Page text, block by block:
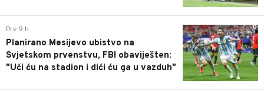
0
Pre 9 h
Planirano Mesijevo ubistvo na
Svjetskom prvenstvu, FBI obaviješten:
"Ući ću na stadion i dići ću ga u vazduh"